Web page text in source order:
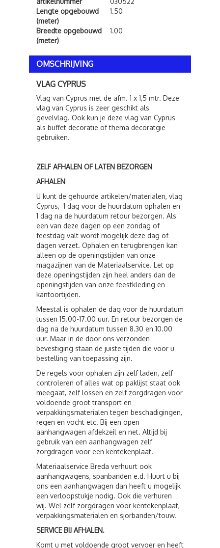
Lengte opgebouwd
(meter)
1.50
Breedte opgebouwd
(meter)
1.00
OMSCHRIJVING
VLAG CYPRUS
Vlag van Cyprus met de afm. 1 x 1,5 mtr. Deze
vlag van Cyprus is zeer geschikt als
gevelvlag. Ook kun je deze vlag van Cyprus
als buffet decoratie of thema decoratgie
gebruiken.
ZELF AFHALEN OF LATEN BEZORGEN
AFHALEN
U kunt de gehuurde artikelen/materialen, vlag
Cyprus, 1 dag voor de huurdatum ophalen en
1 dag na de huurdatum retour bezorgen. Als
een van deze dagen op een zondag of
feestdag valt wordt mogelijk deze dag of
dagen verzet. Ophalen en terugbrengen kan
alleen op de openingstijden van onze
magazijnen van de Materiaalservice. Let op
deze openingstijden zijn heel anders dan de
openingstijden van onze feestkleding en
kantoortijden.
Meestal is ophalen de dag voor de huurdatum
tussen 15.00-17.00 uur. En retour bezorgen de
dag na de huurdatum tussen 8.30 en 10.00
uur. Maar in de door ons verzonden
bevestiging staan de juiste tijden die voor u
bestelling van toepassing zijn.
De regels voor ophalen zijn zelf laden, zelf
controleren of alles wat op paklijst staat ook
meegaat, zelf lossen en zelf zorgdragen voor
voldoende groot transport en
verpakkingsmaterialen tegen beschadigingen,
regen en vocht etc. Bij een open
aanhangwagen afdekzeil en net. Altijd bij
gebruik van een aanhangwagen zelf
zorgdragen voor een kentekenplaat.
Materiaalservice Breda verhuurt ook
aanhangwagens, spanbanden e.d. Huurt u bij
ons een aanhangwagen dan heeft u mogelijk
een verloopstukje nodig. Ook die verhuren
wij. Wel zelf zorgdragen voor kentekenplaat,
verpakkingsmaterialen en sjorbanden/touw.
SERVICE BIJ AFHALEN.
Komt u met voldoende groot vervoer en heeft